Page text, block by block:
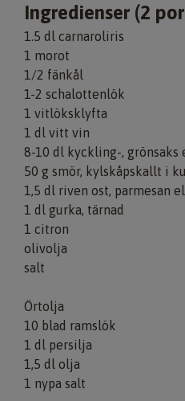
Ingredienser (2
1.5 dl carnaroliris
1 morot
1/2 fänkål
1-2 schalottenlök
1 vitlöksklyfta
1 dl vitt vin
8-10 dl kyckling-,
50 g smör, kylskåpskallt i
1,5 dl riven ost, parmesan
1 dl gurka, tärnad
1 citron
olivolja
salt
Örtolja
10 blad ramslök
1 dl persilja
1,5 dl olja
1 nypa salt